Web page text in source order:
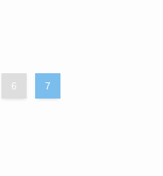
6 7